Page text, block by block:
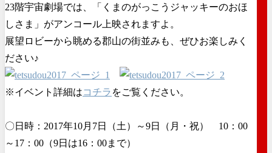
23階宇宙劇場では、「くまのがっこうジャッキーのおほ
しさま」がアンコール上映されますよ。
展望ロビーから眺める郡山の街並みも、ぜひお楽しみく
ださい♪
※イベント詳細はコチラ をご覧ください。
〇日時：2017年10月7日（土）～9日（月・祝） 10：00
～17：00（9日は16：00まで）